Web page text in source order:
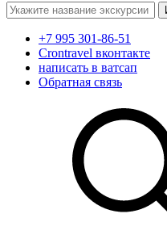
Поиск:
+7 995 301-86-51
Crontravel вконтакте
написать в ватсап
Обратная связь